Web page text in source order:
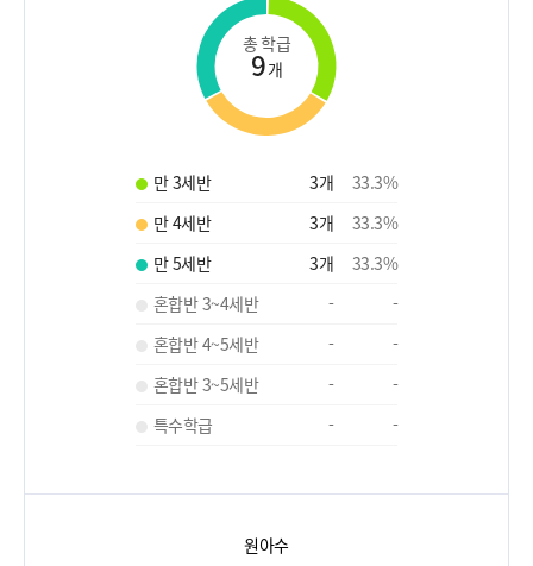
총 학급
9개
만 3세반 3개 33.3%
만 4세반
3개 33.3%
만 5세반
3개 33.3%
혼합반 3~4세반
-
-
혼합반 4~5세반
-
-
혼합반 3~5세반
-
-
특수학급
- -
원아수